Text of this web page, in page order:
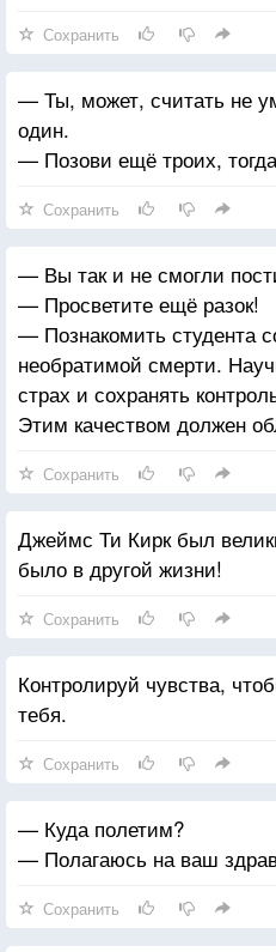
Сохранить
— Ты, может, считать не
один.
— Позови ещё троих,
Сохранить
— Вы так и не смогли
— Просветите ещё разок!
— Познакомить студента
необратимой смерти.
страх и сохранять
Этим качеством должен
Сохранить
Джеймс Ти Кирк был
было в другой жизни!
Сохранить
Контролируй чувства,
тебя.
Сохранить
— Куда полетим?
— Полагаюсь на ваш
Сохранить